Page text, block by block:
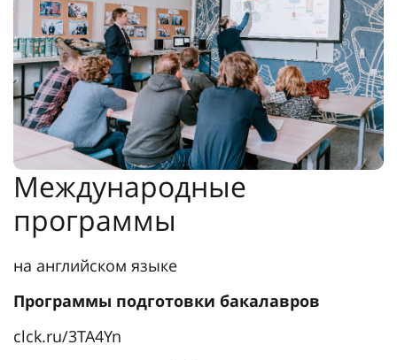
Международные
программы
на английском языке
Программы подготовки бакалавров
clck.ru/3TA4Yn